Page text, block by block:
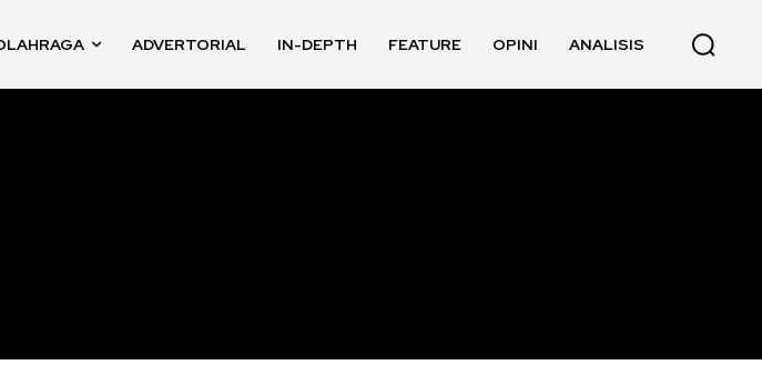
ADVERTORIAL IN-DEPTH FEATURE OPINI ANALISIS